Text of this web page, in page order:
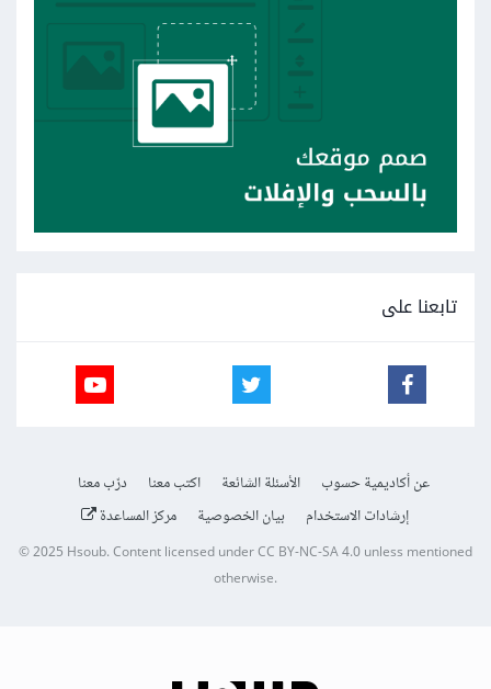
تابعنا على
عن أكاديمية حسوب الأسئلة الشائعة اكتب معنا
درّب معنا
إرشادات الاستخدام
بيان الخصوصية مركز المساعدة
© 2025Hsoub.Content licensed underCC BY-NC-SA 4.0unless mentioned
otherwise.